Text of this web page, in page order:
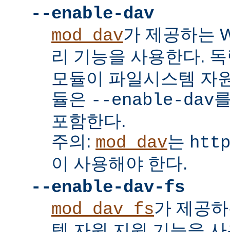
--enable-dav
mod_dav가 제공하는
리 기능을 사용한다.
모듈이 파일시스템 자
듈은 --enable-dav
포함한다.
주의: mod_dav는 http
이 사용해야 한다.
--enable-dav-fs
mod_dav_fs가 제공